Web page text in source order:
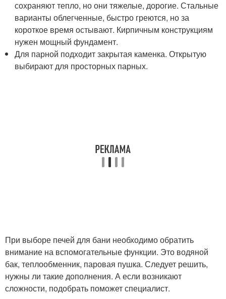
сохраняют тепло, но они тяжелые, дорогие. Стальные
варианты облегченные, быстро греются, но за
короткое время остывают. Кирпичным конструкциям
нужен мощный фундамент.
Для парной подходит закрытая каменка. Открытую
выбирают для просторных парных.
При выборе печей для бани необходимо обратить
внимание на вспомогательные функции. Это водяной
бак, теплообменник, паровая пушка. Следует решить,
нужны ли такие дополнения. А если возникают
сложности, подобрать поможет специалист.